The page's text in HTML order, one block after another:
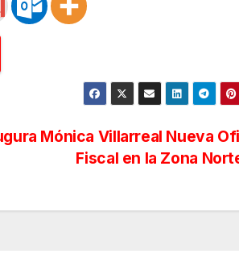
Mónica Villarreal Nueva
Fiscal en la Zona